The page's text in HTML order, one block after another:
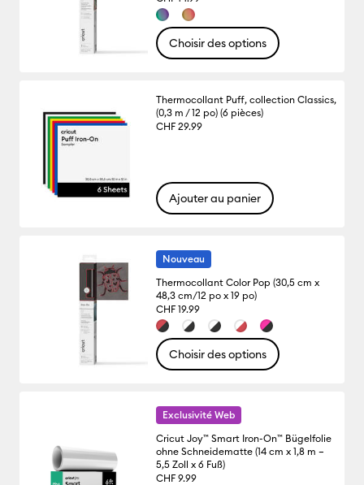
Choisir des options
Thermocollant Puff, collection Classics,
(0,3 m / 12 po) (6 pièces)
CHF 29.99
Ajouter au panier
Nouveau
Thermocollant Color Pop (30,5 cm x
48,3 cm/12 po x 19 po)
CHF 19.99
Choisir des options
Exclusivité Web
Cricut Joy™ Smart Iron-On™ Bügelfolie
ohne Schneidematte (14 cm x 1,8 m –
5,5 Zoll x 6 Fuß)
CHF 9.99